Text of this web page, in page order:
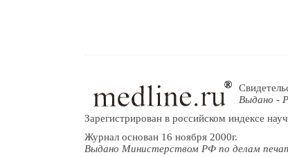
Выдано -
Зарегистрирован в российском индексе
Журнал основан 16 ноября 2000г.
Выдано Министерством РФ по делам